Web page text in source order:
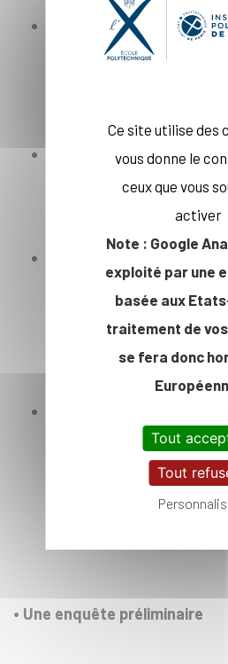
Les victimes sont
femmes et les auteurs
des hommes,
Il existe une très
consommation d’alcool
La grande majorité des
en lien avec des
soirées privées, mais
atteintes sexuelles ou
circonstances y compris
Peu de cas ont été
n’est clairement pas
perçue comme liée à la
font peu appel au
psychologique,
s’ouvrir le cas échéant à
• Une enquête préliminaire
Ce site utilise des
vous donne le
ceux que vous
activer
Note : Google
exploité par une
basée aux
traitement de
se fera donc
Tout
Tout